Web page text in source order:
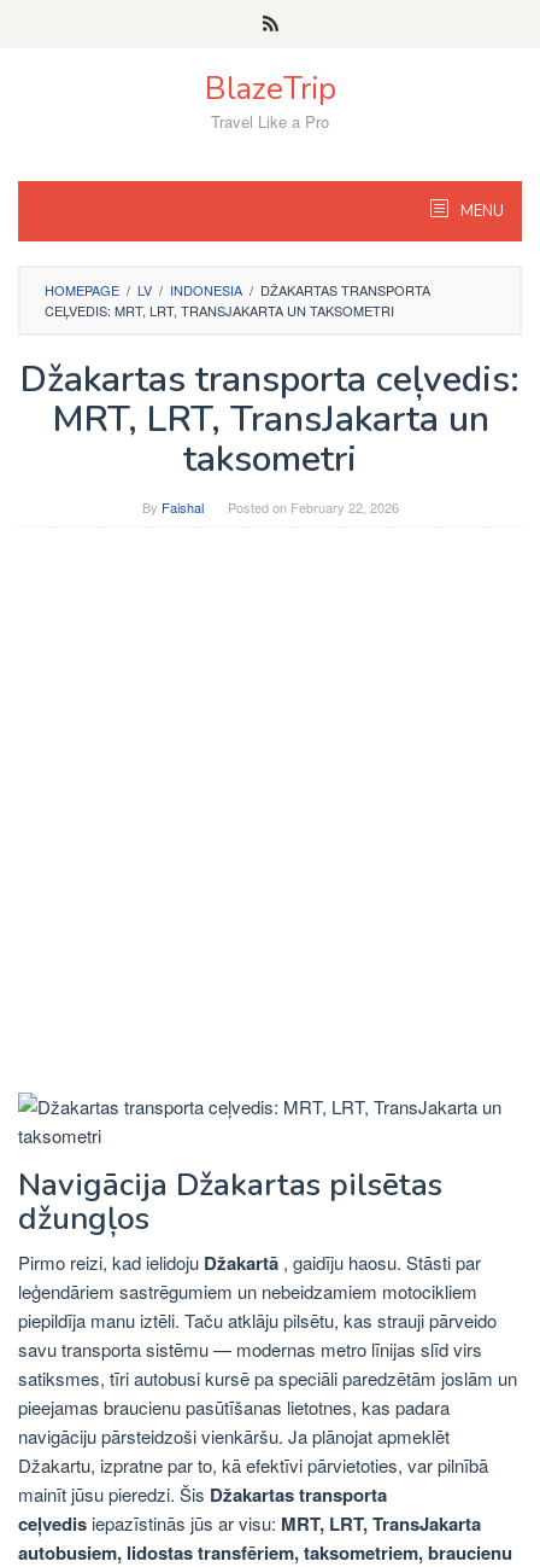
BlazeTrip
Travel Like a Pro
MENU
HOMEPAGE / LV / INDONESIA / DŽAKARTAS TRANSPORTA
CEĻVEDIS: MRT, LRT, TRANSJAKARTA UN TAKSOMETRI
Džakartas transporta ceļvedis:
MRT, LRT, TransJakarta un
taksometri
By Faishal Posted on February 22, 2026
Navigācija Džakartas pilsētas
džungļos
Pirmo reizi, kad ielidoju Džakartā , gaidīju haosu. Stāsti par
leģendāriem sastrēgumiem un nebeidzamiem motocikliem
piepildīja manu iztēli. Taču atklāju pilsētu, kas strauji pārveido
savu transporta sistēmu — modernas metro līnijas slīd virs
satiksmes, tīri autobusi kursē pa speciāli paredzētām joslām un
pieejamas braucienu pasūtīšanas lietotnes, kas padara
navigāciju pārsteidzoši vienkāršu. Ja plānojat apmeklēt
Džakartu, izpratne par to, kā efektīvi pārvietoties, var pilnībā
mainīt jūsu pieredzi. Šis Džakartas transporta
ceļvedis iepazīstinās jūs ar visu: MRT, LRT, TransJakarta
autobusiem, lidostas transfēriem, taksometriem, braucienu